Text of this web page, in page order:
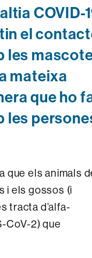
COVID-
el
les
mateixa
que ho
les
que els animals
i els gossos (i
tracta d’alfa-
CoV-2) que